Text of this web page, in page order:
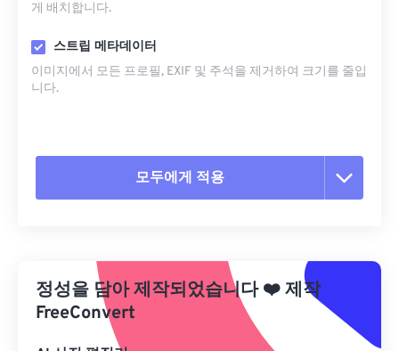
게 배치합니다.
스트립 메타데이터
이미지에서 모든 프로필, EXIF ​​및 주석을 제거하여 크기를 줄입
니다.
모두에게 적용
사전 설정에서 적용
사전 설정으로 저장
정성을 담아 제작되었습니다❤️제작
FreeConvert